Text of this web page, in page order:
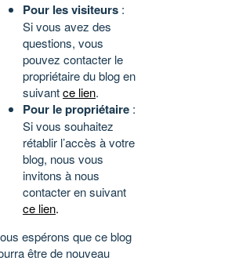
Pour les visiteurs :
Si vous avez des
questions, vous
pouvez contacter le
propriétaire du blog en
suivantce lien.
Pour le propriétaire :
Si vous souhaitez
rétablir l’accès à votre
blog, nous vous
invitons à nous
contacter en suivant
ce lien.
espérons que ce blog
être de nouveau